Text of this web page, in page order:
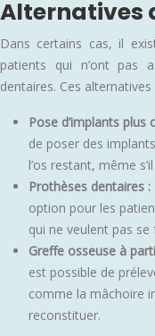
Alternatives
Dans certains cas, il
patients qui n’ont pas
dentaires. Ces
Pose d’implants plus
de poser des
l’os restant, même
Prothèses dentaires :
option pour les
qui ne veulent pas
Greffe osseuse à
est possible de
comme la mâchoire
reconstituer.